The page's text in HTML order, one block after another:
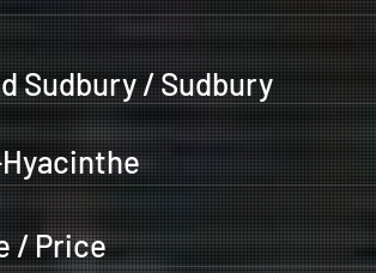
Sudbury / Sudbury
/ Price